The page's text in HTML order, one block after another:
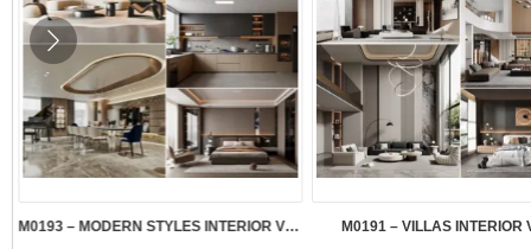
M0193 – MODERN STYLES INTERIOR VOL.5 M0191 – VILLAS INTERIOR